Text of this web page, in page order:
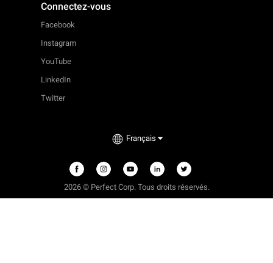
Connectez-vous
Facebook
Instagram
YouTube
LinkedIn
Twitter
Français
2026 © Perfect Corp. Tous droits réservés.